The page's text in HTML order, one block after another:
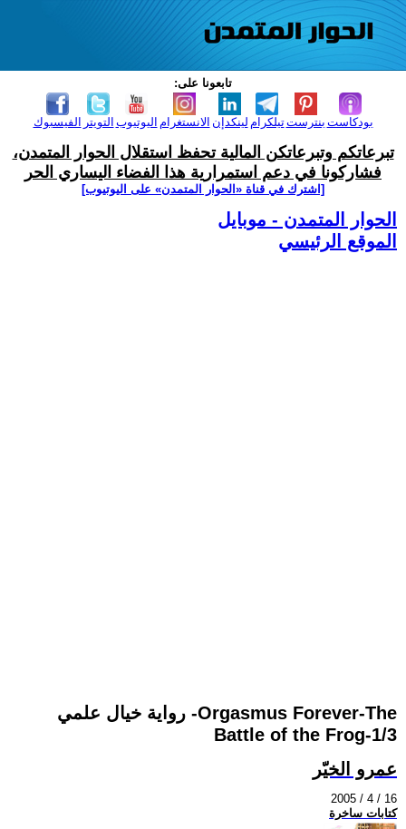
تابعونا على:
الفيسبوك التويتر اليوتيوب الانستغرام لينكدإن تيلكرامبنترست بودكاست
تبرعاتكم وتبرعاتكن المالية تحفظ استقلال الحوار المتمدن،
فشاركونا في دعم استمرارية هذا الفضاء اليساري الحر
[اشترك في قناة ‫«الحوار المتمدن» على اليوتيوب]
الحوار المتمدن - موبايل
الموقع الرئيسي
رواية خيال علمي -Orgasmus Forever-The
Battle of the Frog-1/3
عمرو الخيّر
2005 / 4 / 16
كتابات ساخرة